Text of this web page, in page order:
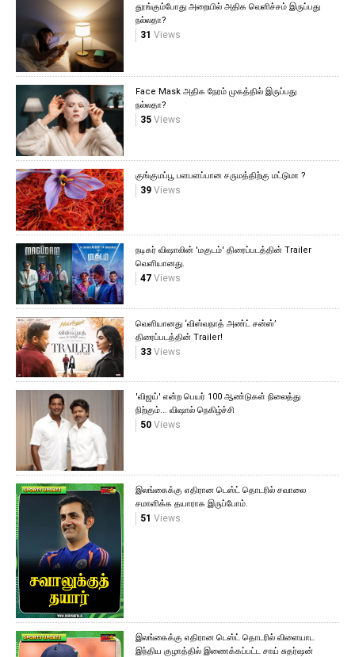
தூங்கும்போது அறையில் அதிக வெளிச்சம் இருப்பது
நல்லதா?
31 Views
Face Mask அதிக நேரம் முகத்தில் இருப்பது
நல்லதா?
35Views
குங்குமப்பூ பளபளப்பான சருமத்திற்கு மட்டுமா ?
39Views
நடிகர் விஷாலின் 'மகுடம்' திரைப்படத்தின் Trailer
வெளியானது.
47Views
வெளியானது ‘விஸ்வநாத் அண்ட் சன்ஸ்’
திரைப்படத்தின் Trailer!
33Views
'விஜய்' என்ற பெயர் 100 ஆண்டுகள் நிலைத்து
நிற்கும்... விஷால் நெகிழ்ச்சி
50Views
இலங்கைக்கு எதிரான டெஸ்ட் தொடரில் சவாலை
சமாளிக்க தயாராக இருப்போம்.
51 Views
இலங்கைக்கு எதிரான டெஸ்ட் தொடரில் விளையாட
இந்திய குழாத்தில் இணைக்கப்பட்ட சாய் சுதர்ஷன்